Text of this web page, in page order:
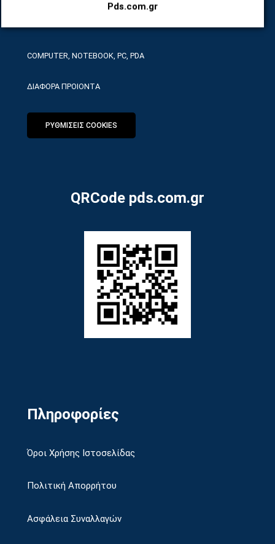
Pds.com.gr
COMPUTER, NOTEBOOK, PC, PDA
ΔΙΑΦΟΡΑ ΠΡΟΙΟΝΤΑ
ΡΥΘΜΙΣΕΙΣ COOKIES
QRCode pds.com.gr
Πληροφορίες
Όροι Χρήσης Ιστοσελίδας
Πολιτική Απορρήτου
Ασφάλεια Συναλλαγών